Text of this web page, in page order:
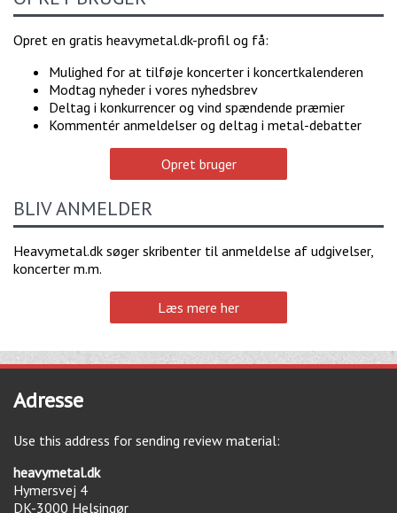
Opret en gratis heavymetal.dk-profil og få:
Mulighed for at tilføje koncerter i koncertkalenderen
Modtag nyheder i vores nyhedsbrev
Deltag i konkurrencer og vind spændende præmier
Kommentér anmeldelser og deltag i metal-debatter
Opret bruger
BLIV ANMELDER
Heavymetal.dk søger skribenter til anmeldelse af udgivelser,
koncerter m.m.
Læs mere her
Adresse
Use this address for sending review material:
heavymetal.dk
Hymersvej 4
DK-3000 Helsingør